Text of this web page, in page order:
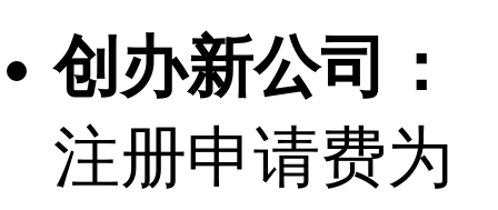
创办新公司：
注册申请费为